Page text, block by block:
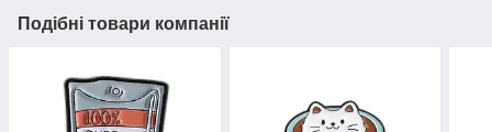
Подібні товари компанії